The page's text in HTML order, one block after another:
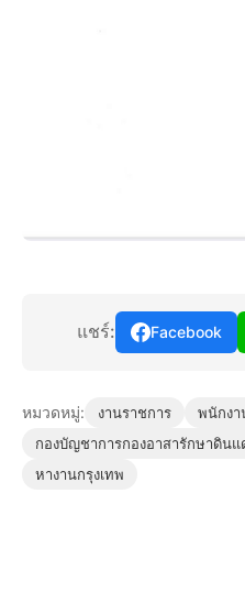
แชร์: Facebook
หมวดหมู่: งานราชการ พนักงา
กองบัญชาการกองอาสารักษาดินแ
หางานกรุงเทพ